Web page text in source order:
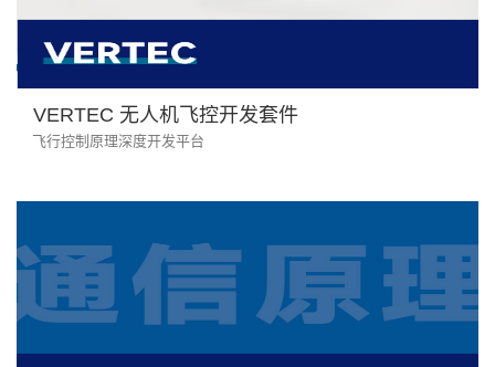
VERTEC 无人机飞控开发套件
飞行控制原理深度开发平台